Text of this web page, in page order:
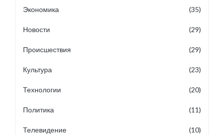
Экономика (35)
Новости (29)
Происшествия (29)
Культура (23)
Технологии (20)
Политика (11)
Телевидение (10)